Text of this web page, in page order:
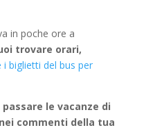
in poche ore a
trovare orari,
i biglietti del bus per
le vacanze di
commenti della tua